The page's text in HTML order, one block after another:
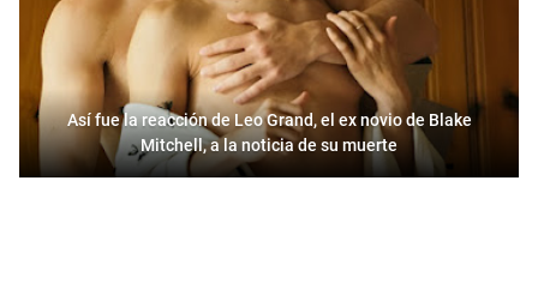
Así fue la reacción de Leo Grand, el ex novio de Blake
Mitchell, a la noticia de su muerte